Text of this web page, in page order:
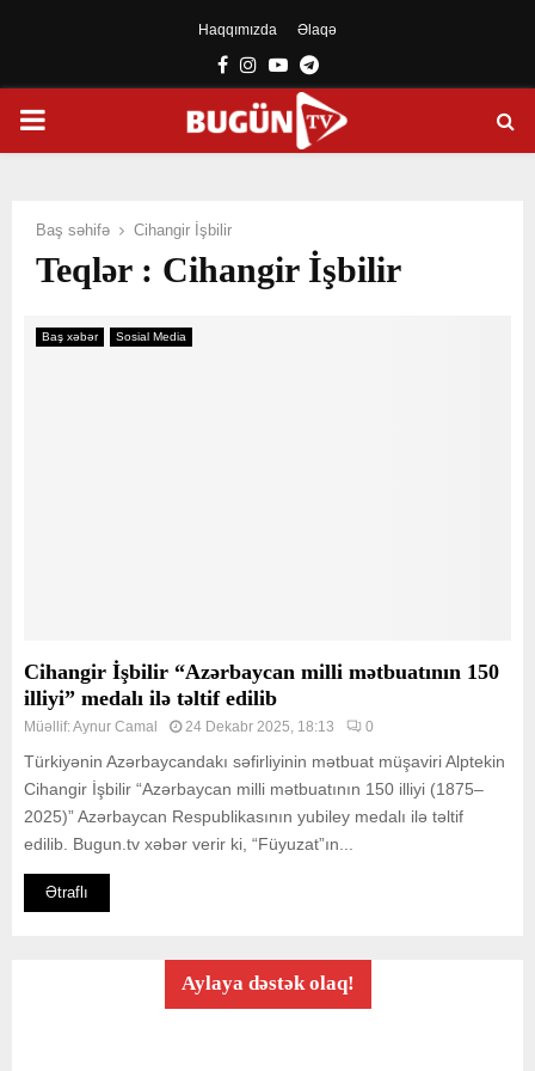
Haqqımızda Əlaqə
Facebook
Instagram
YoutubeTelegram
PRIMARY
Baş səhifə Cihangir İşbilir
Teqlər : Cihangir İşbilir
Baş xəbər Sosial Media
Cihangir İşbilir “Azərbaycan milli mətbuatının 150
illiyi” medalı ilə təltif edilib
Müəllif:Aynur Camal 24 Dekabr 2025, 18:13 0
Türkiyənin Azərbaycandakı səfirliyinin mətbuat müşaviri Alptekin
Cihangir İşbilir “Azərbaycan milli mətbuatının 150 illiyi (1875–
2025)” Azərbaycan Respublikasının yubiley medalı ilə təltif
edilib. Bugun.tv xəbər verir ki, “Füyuzat”ın...
Ətraflı
Aylaya dəstək olaq!